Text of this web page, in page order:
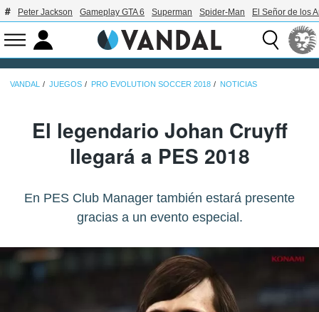
Peter Jackson Gameplay GTA 6 Superman Spider-Man El Señor de los
VANDAL JUEGOS PRO EVOLUTION SOCCER 2018 NOTICIAS
El legendario Johan Cruyff
llegará a PES 2018
En PES Club Manager también estará presente
gracias a un evento especial.